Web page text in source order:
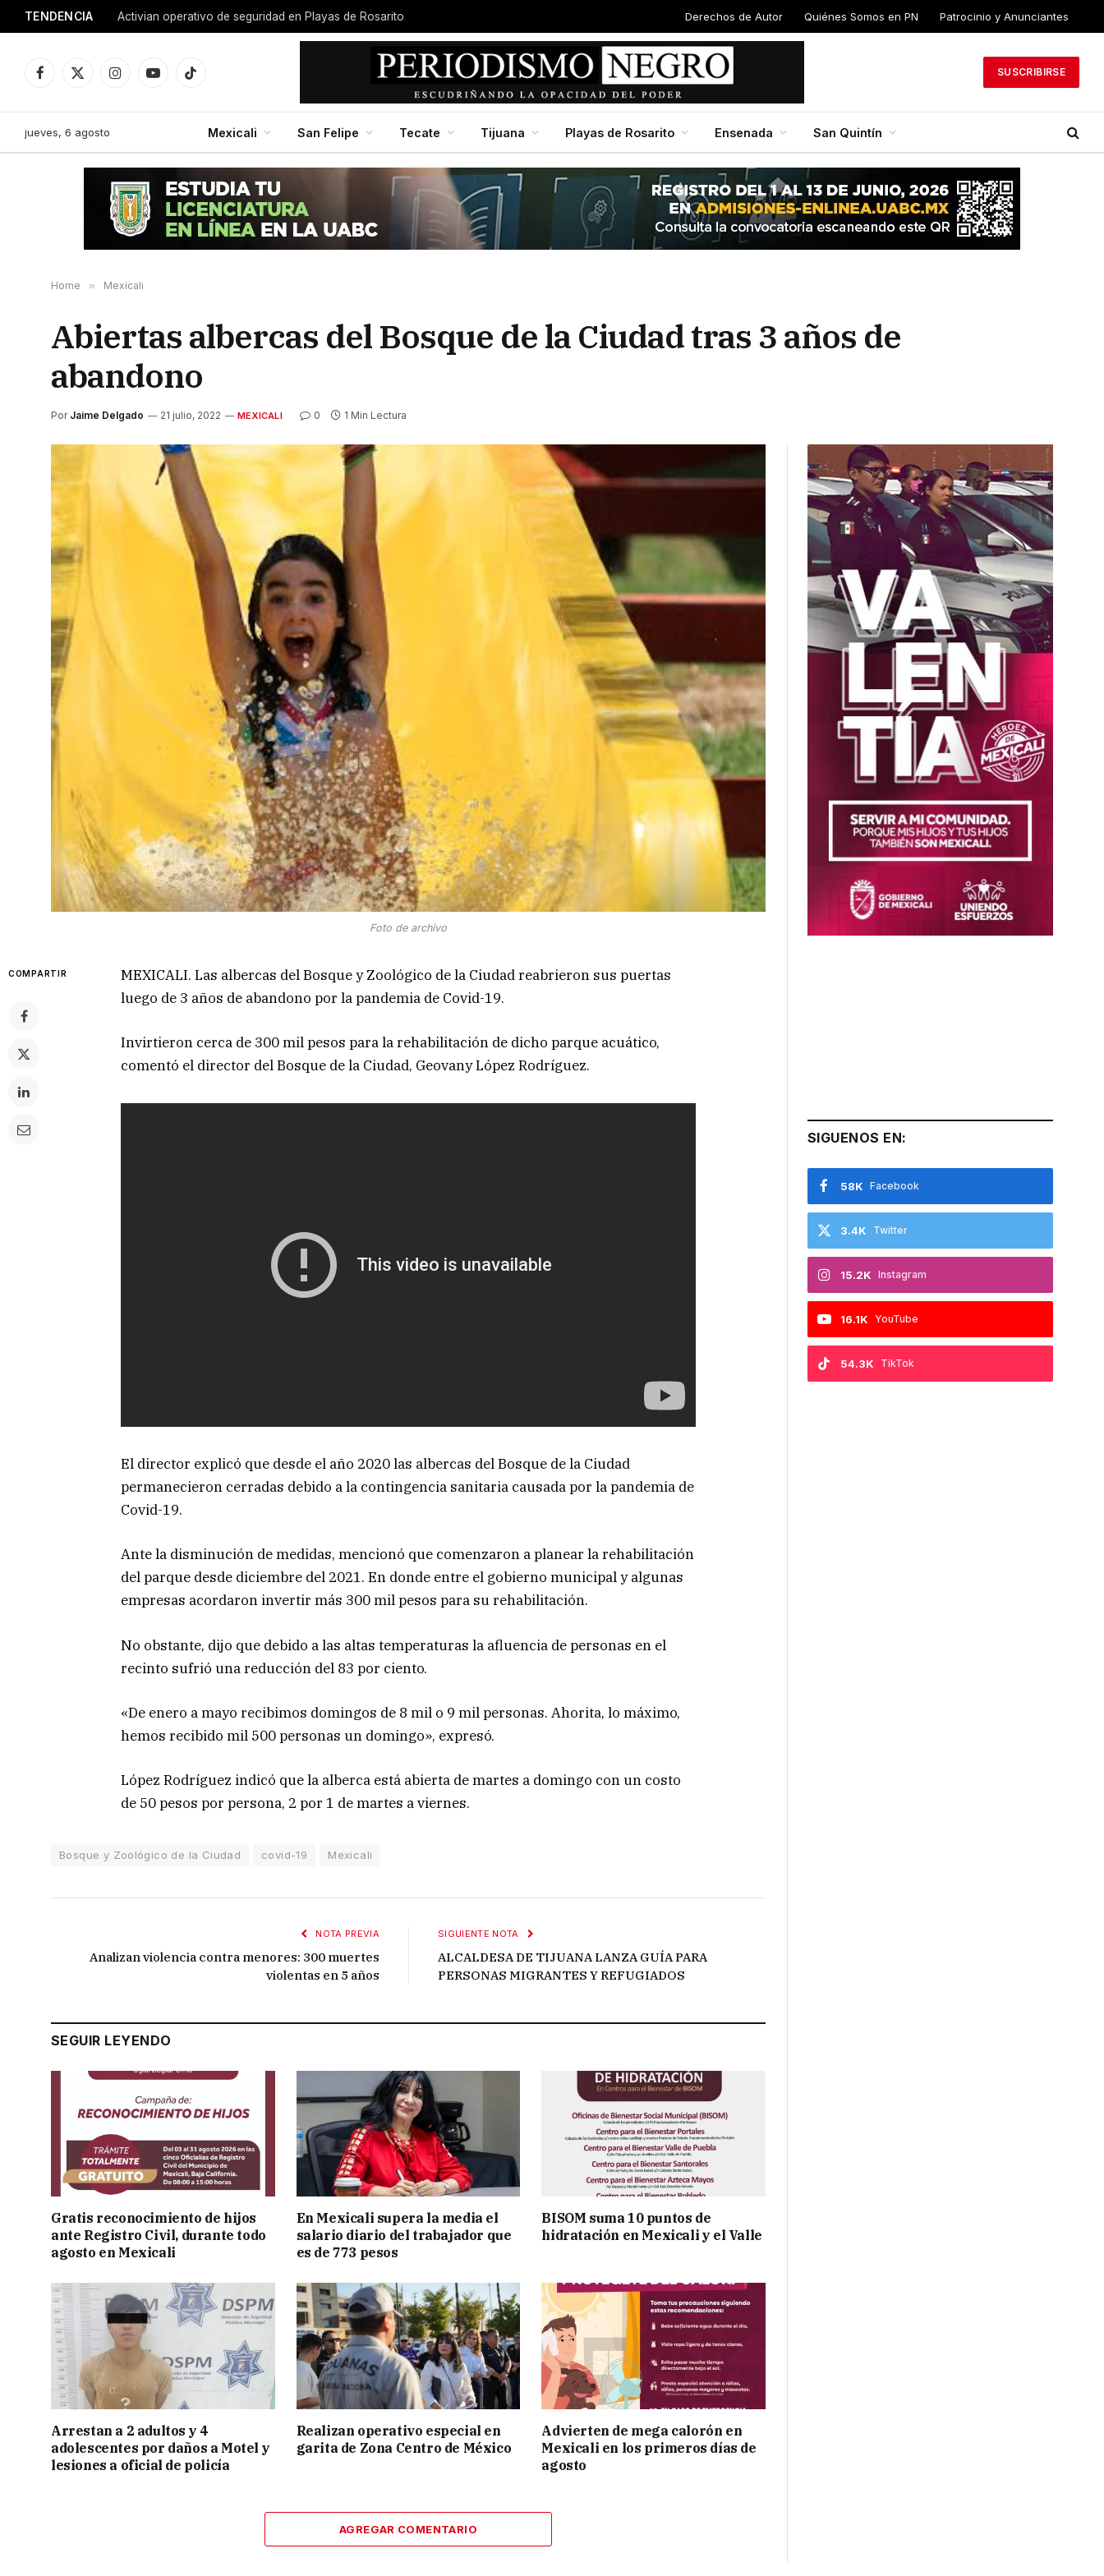
TENDENCIA Activian operativo de seguridad en Playas de Rosarito Derechos de Autor Quiénes Somos en PN Patrocinio y Anunciantes
Facebook
X
InstagramYouTubeTikTok
SUSCRIBIRSE
jueves, 6 agosto Mexicali San Felipe Tecate Tijuana Playas de Rosarito Ensenada San Quintín
Home » Mexicali
Abiertas albercas del Bosque de la Ciudad tras 3 años de
abandono
Por Jaime Delgado 21 julio, 2022 MEXICALI 0 1 Min Lectura
Foto de archivo
COMPARTIR
MEXICALI. Las albercas del Bosque y Zoológico de la Ciudad reabrieron sus puertas
luego de 3 años de abandono por la pandemia de Covid-19.
Invirtieron cerca de 300 mil pesos para la rehabilitación de dicho parque acuático,
comentó el director del Bosque de la Ciudad, Geovany López Rodríguez.
El director explicó que desde el año 2020 las albercas del Bosque de la Ciudad
permanecieron cerradas debido a la contingencia sanitaria causada por la pandemia de
Covid-19.
Ante la disminución de medidas, mencionó que comenzaron a planear la rehabilitación
del parque desde diciembre del 2021. En donde entre el gobierno municipal y algunas
empresas acordaron invertir más 300 mil pesos para su rehabilitación.
No obstante, dijo que debido a las altas temperaturas la afluencia de personas en el
recinto sufrió una reducción del 83 por ciento.
«De enero a mayo recibimos domingos de 8 mil o 9 mil personas. Ahorita, lo máximo,
hemos recibido mil 500 personas un domingo», expresó.
López Rodríguez indicó que la alberca está abierta de martes a domingo con un costo
de 50 pesos por persona, 2 por 1 de martes a viernes.
Bosque y Zoológico de la Ciudad covid-19 Mexicali
NOTA PREVIA
Analizan violencia contra menores: 300 muertes
violentas en 5 años
SIGUIENTE NOTA
ALCALDESA DE TIJUANA LANZA GUÍA PARA
PERSONAS MIGRANTES Y REFUGIADOS
SEGUIR LEYENDO
Gratis reconocimiento de hijos
ante Registro Civil, durante todo
agosto en Mexicali
En Mexicali supera la media el
salario diario del trabajador que
es de 773 pesos
BISOM suma 10 puntos de
hidratación en Mexicali y el Valle
Arrestan a 2 adultos y 4
adolescentes por daños a Motel y
lesiones a oficial de policía
Realizan operativo especial en
garita de Zona Centro de México
Advierten de mega calorón en
Mexicali en los primeros días de
agosto
AGREGAR COMENTARIO
SIGUENOS EN:
Facebook
58K
Twitter
3.4K
Instagram
15.2K
YouTube
16.1K
TikTok
54.3K